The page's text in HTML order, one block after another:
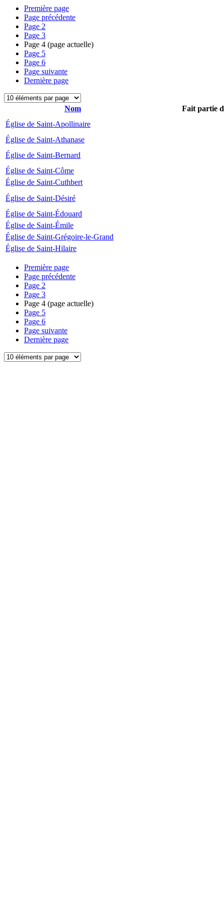
Première page
Page précédente
Page 2
Page 3
Page 4 (page actuelle)
Page 5
Page 6
Page suivante
Dernière page
Nom
Fait partie
Église de Saint-Apollinaire
Église de Saint-Athanase
Église de Saint-Bernard
Église de Saint-Côme
Église de Saint-Cuthbert
Église de Saint-Désiré
Église de Saint-Édouard
Église de Saint-Émile
Église de Saint-Grégoire-le-Grand
Église de Saint-Hilaire
Première page
Page précédente
Page 2
Page 3
Page 4 (page actuelle)
Page 5
Page 6
Page suivante
Dernière page